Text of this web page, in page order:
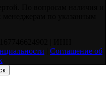
Соглашение об